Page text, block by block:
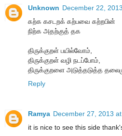
Unknown December 22,
கற்க கசடறக் கற்பவை கற்றபின்
நிற்க அதற்குத் தக
திருக்குறள் பயில்வோம்,
திருக்குறள் வழி நடப்போம்,
திருக்குறளை அடுத்தடுத்த
Reply
Ramya December 27, 2013
it is nice to see this side